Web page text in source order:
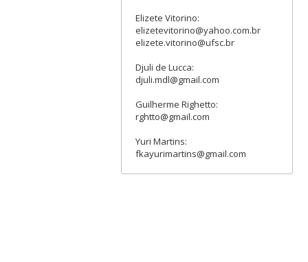
Elizete Vitorino:
elizetevitorino@yahoo.com.br
elizete.vitorino@ufsc.br
Djuli de Lucca:
djuli.mdl@gmail.com
Guilherme Righetto:
rghtto@gmail.com
Yuri Martins:
fkayurimartins@gmail.com